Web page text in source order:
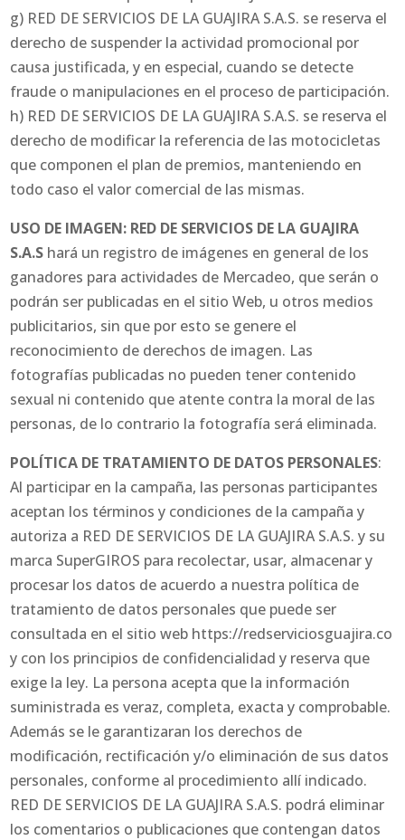
g) RED DE SERVICIOS DE LA GUAJIRA S.A.S. se reserva el
derecho de suspender la actividad promocional por
causa justificada, y en especial, cuando se detecte
fraude o manipulaciones en el proceso de participación.
h) RED DE SERVICIOS DE LA GUAJIRA S.A.S. se reserva el
derecho de modificar la referencia de las motocicletas
que componen el plan de premios, manteniendo en
todo caso el valor comercial de las mismas.
USO DE IMAGEN: RED DE SERVICIOS DE LA GUAJIRA
S.A.S hará un registro de imágenes en general de los
ganadores para actividades de Mercadeo, que serán o
podrán ser publicadas en el sitio Web, u otros medios
publicitarios, sin que por esto se genere el
reconocimiento de derechos de imagen. Las
fotografías publicadas no pueden tener contenido
sexual ni contenido que atente contra la moral de las
personas, de lo contrario la fotografía será eliminada.
POLÍTICA DE TRATAMIENTO DE DATOS PERSONALES:
Al participar en la campaña, las personas participantes
aceptan los términos y condiciones de la campaña y
autoriza a RED DE SERVICIOS DE LA GUAJIRA S.A.S. y su
marca SuperGIROS para recolectar, usar, almacenar y
procesar los datos de acuerdo a nuestra política de
tratamiento de datos personales que puede ser
consultada en el sitio web https://redserviciosguajira.co
y con los principios de confidencialidad y reserva que
exige la ley. La persona acepta que la información
suministrada es veraz, completa, exacta y comprobable.
Además se le garantizaran los derechos de
modificación, rectificación y/o eliminación de sus datos
personales, conforme al procedimiento allí indicado.
RED DE SERVICIOS DE LA GUAJIRA S.A.S. podrá eliminar
los comentarios o publicaciones que contengan datos